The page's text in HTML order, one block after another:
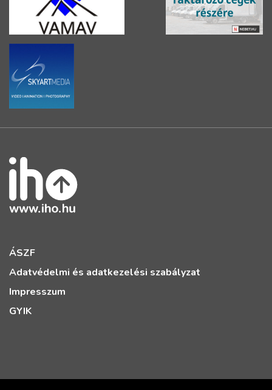
ÁSZF
Adatvédelmi és adatkezelési szabályzat
Impresszum
GYIK